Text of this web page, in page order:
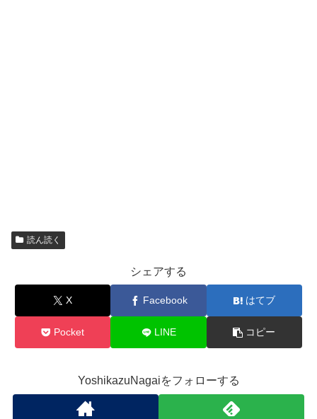
読ん読く
シェアする
X Facebook はてブ
Pocket LINE コピー
YoshikazuNagaiをフォローする